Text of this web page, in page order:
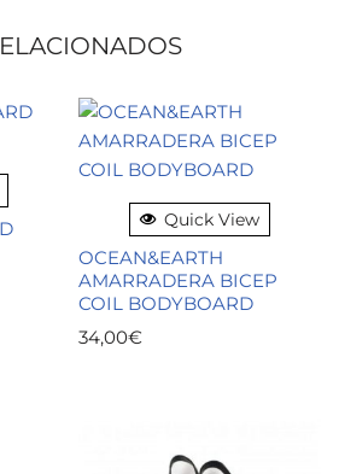
Quick View
OCEAN&EARTH
AMARRADERA BICEP
COIL BODYBOARD
34,00€